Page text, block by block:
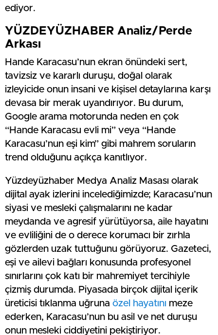
ediyor.
YÜZDEYÜZHABER Analiz/Perde
Arkası
Hande Karacasu’nun ekran önündeki sert,
tavizsiz ve kararlı duruşu, doğal olarak
izleyicide onun insani ve kişisel detaylarına karşı
devasa bir merak uyandırıyor. Bu durum,
Google arama motorunda neden en çok
“Hande Karacasu evli mi” veya “Hande
Karacasu’nun eşi kim” gibi mahrem soruların
trend olduğunu açıkça kanıtlıyor.
Yüzdeyüzhaber Medya Analiz Masası olarak
dijital ayak izlerini incelediğimizde; Karacasu’nun
siyasi ve mesleki çalışmalarını ne kadar
meydanda ve agresif yürütüyorsa, aile hayatını
ve evliliğini de o derece korumacı bir zırhla
gözlerden uzak tuttuğunu görüyoruz. Gazeteci,
eşi ve ailevi bağları konusunda profesyonel
sınırlarını çok katı bir mahremiyet tercihiyle
çizmiş durumda. Piyasada birçok dijital içerik
üreticisi tıklanma uğruna özel hayatını meze
ederken, Karacasu’nun bu asil ve net duruşu
onun mesleki ciddiyetini pekiştiriyor.